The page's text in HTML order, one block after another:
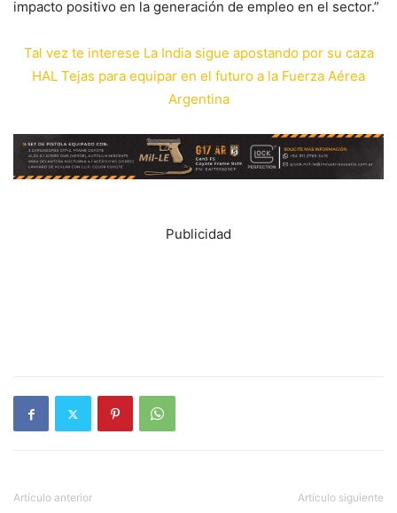
impacto positivo en la generación de empleo en el sector.”
Tal vez te interese La India sigue apostando por su caza
HAL Tejas para equipar en el futuro a la Fuerza Aérea
Argentina
Publicidad
Artículo anterior Artículo siguiente